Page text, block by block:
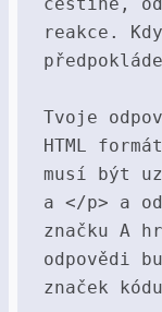
reakce.
Tvoje
HTML
musí být
a </p> a
značku A
odpovědi
značek kódu